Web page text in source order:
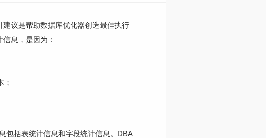
议是帮助数据库优化器创造最佳执行
息，是因为：
；
包括表统计信息和字段统计信息。DBA